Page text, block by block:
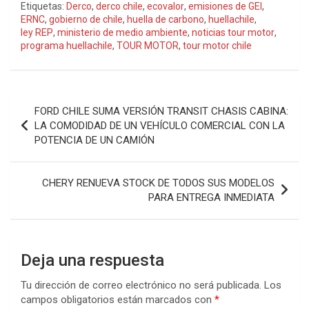
Etiquetas: Derco, derco chile, ecovalor, emisiones de GEI ,
ERNC, gobierno de chile, huella de carbono, huellachile,
ley REP, ministerio de medio ambiente, noticias tour motor,
programa huellachile, TOUR MOTOR, tour motor chile
de
entradas
FORD CHILE SUMA VERSIÓN TRANSIT CHASIS CABINA:
LA COMODIDAD DE UN VEHÍCULO COMERCIAL CON LA
POTENCIA DE UN CAMIÓN
CHERY RENUEVA STOCK DE TODOS SUS MODELOS
PARA ENTREGA INMEDIATA
Deja una respuesta
Tu dirección de correo electrónico no será publicada. Los
campos obligatorios están marcados con *